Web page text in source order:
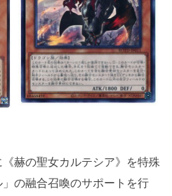
赫の聖女カルテシア》を特殊
の融合召喚のサポートを行